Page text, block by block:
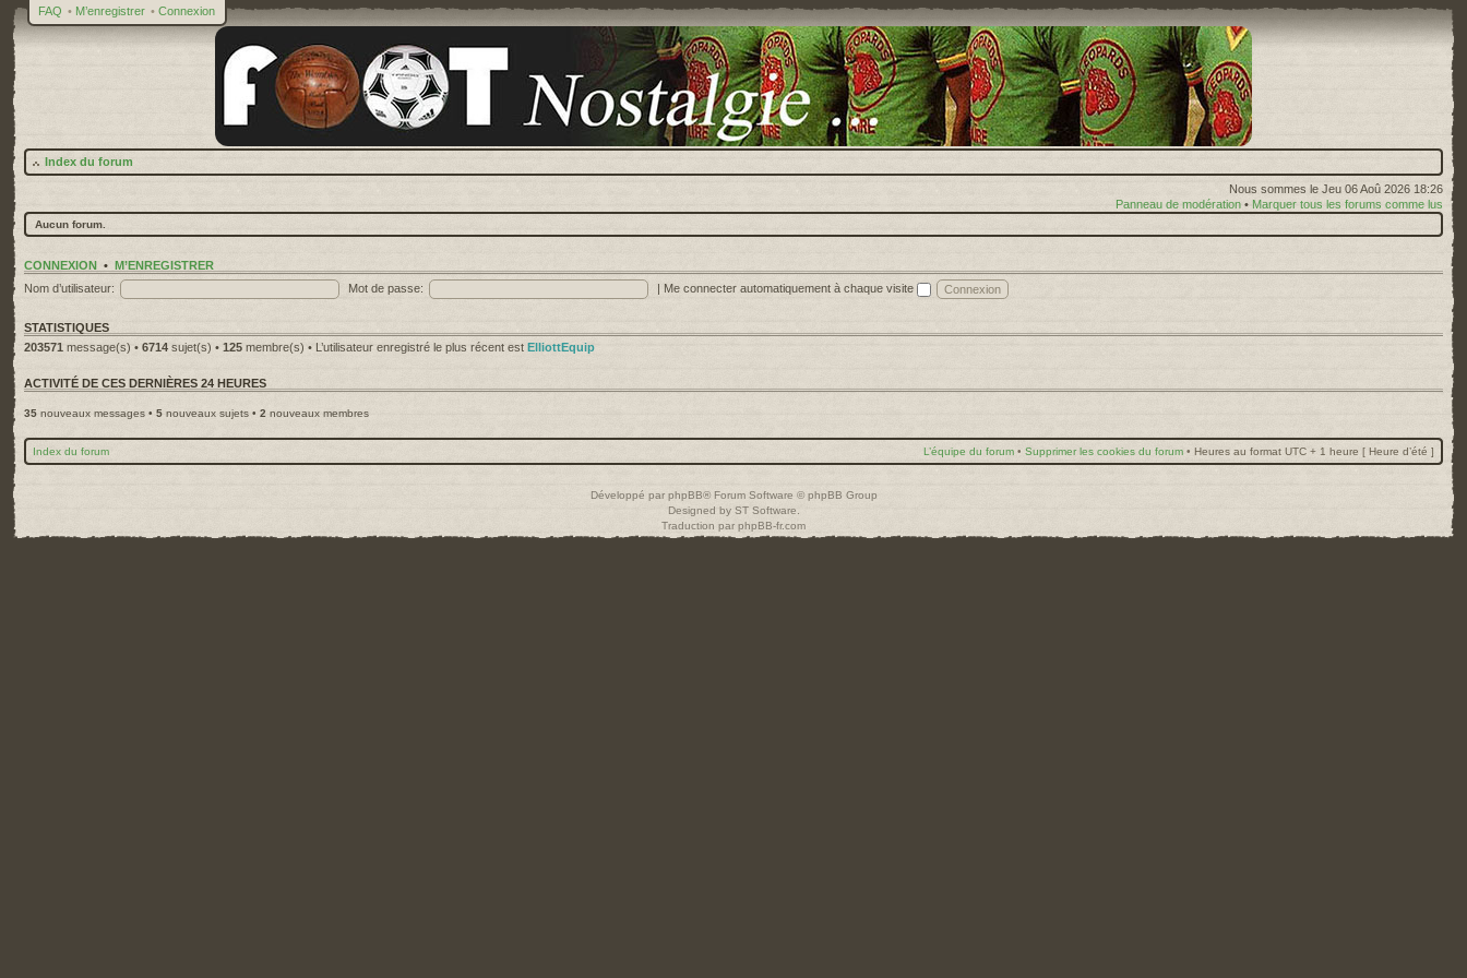
FAQ • M’enregistrer • Connexion
Index du forum
Nous sommes le Jeu 06 Aoû 2026 18:26
Panneau de modération • Marquer tous les forums comme lus
Aucun forum.
CONNEXION • M’ENREGISTRER
Nom d’utilisateur:
Mot de passe: | Me connecter automatiquement à chaque visite
STATISTIQUES
203571 message(s) • 6714 sujet(s) • 125 membre(s) • L’utilisateur enregistré le plus récent est ElliottEquip
ACTIVITÉ DE CES DERNIÈRES 24 HEURES
35 nouveaux messages • 5 nouveaux sujets • 2 nouveaux membres
Index du forum L’équipe du forum • Supprimer les cookies du forum • Heures au format UTC + 1 heure [ Heure d’été ]
Développé par phpBB® Forum Software © phpBB Group
Designed by ST Software
Traduction par phpBB-fr.com